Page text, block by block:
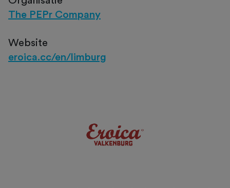
The PEPr Company
Website
eroica.cc/en/limburg